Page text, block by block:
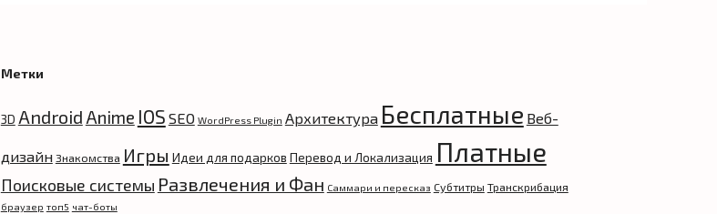
Метки
3D Android Anime IOS SEO WordPress Plugin Архитектура Бесплатные Веб-
дизайн Знакомства Игры Идеи для подарков Перевод и Локализация Платные
Поисковые системы Развлечения и Фан Саммари и пересказ Субтитры Транскрибация
браузер топ5 чат-боты